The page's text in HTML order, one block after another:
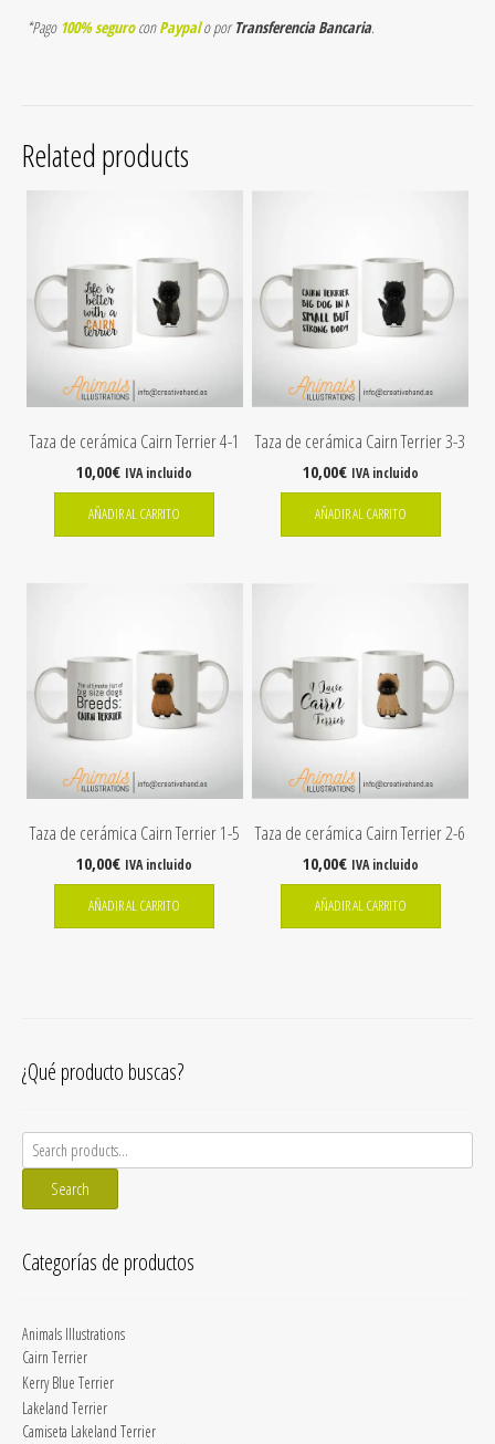
*Pago 100% seguroconPaypalo porTransferencia Bancaria.
Related products
Taza de cerámica Cairn Terrier 4-1
10,00€ IVA incluido
AÑADIR AL CARRITO
Taza de cerámica Cairn Terrier 3-3
10,00€ IVA incluido
AÑADIR AL CARRITO
Taza de cerámica Cairn Terrier 1-5
10,00€ IVA incluido
AÑADIR AL CARRITO
Taza de cerámica Cairn Terrier 2-6
10,00€ IVA incluido
AÑADIR AL CARRITO
¿Qué producto buscas?
Search
for:
Search
Categorías de productos
Animals Illustrations
Cairn Terrier
Kerry Blue Terrier
Lakeland Terrier
Camiseta Lakeland Terrier